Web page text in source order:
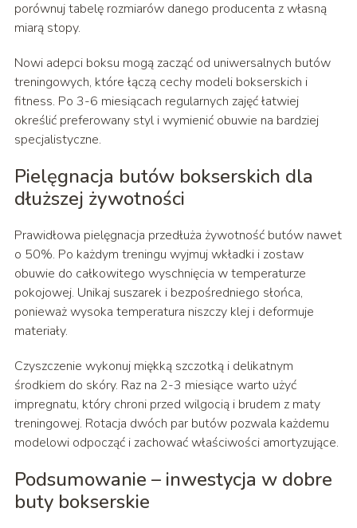
porównuj tabelę rozmiarów danego producenta z własną
miarą stopy.
Nowi adepci boksu mogą zacząć od uniwersalnych butów
treningowych, które łączą cechy modeli bokserskich i
fitness. Po 3-6 miesiącach regularnych zajęć łatwiej
określić preferowany styl i wymienić obuwie na bardziej
specjalistyczne.
Pielęgnacja butów bokserskich dla
dłuższej żywotności
Prawidłowa pielęgnacja przedłuża żywotność butów nawet
o 50%. Po każdym treningu wyjmuj wkładki i zostaw
obuwie do całkowitego wyschnięcia w temperaturze
pokojowej. Unikaj suszarek i bezpośredniego słońca,
ponieważ wysoka temperatura niszczy klej i deformuje
materiały.
Czyszczenie wykonuj miękką szczotką i delikatnym
środkiem do skóry. Raz na 2-3 miesiące warto użyć
impregnatu, który chroni przed wilgocią i brudem z maty
treningowej. Rotacja dwóch par butów pozwala każdemu
modelowi odpocząć i zachować właściwości amortyzujące.
Podsumowanie – inwestycja w dobre
buty bokserskie